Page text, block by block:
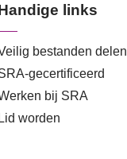
links
bestanden delen
gecertificeerd
bij SRA
Lid worden